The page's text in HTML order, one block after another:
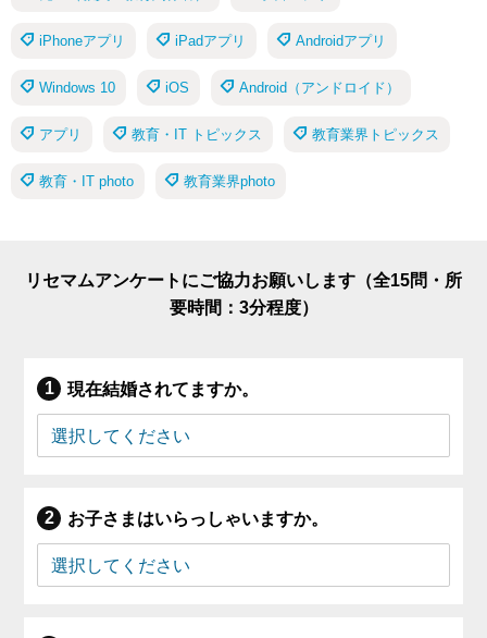
iPhoneアプリ iPadアプリ Androidアプリ
Windows 10 iOS Android（アンドロイド）
アプリ 教育・IT トピックス 教育業界トピックス
教育・IT photo 教育業界photo
リセマムアンケートにご協力お願いします（全15問・所
要時間：3分程度）
現在結婚されてますか。
お子さまはいらっしゃいますか。